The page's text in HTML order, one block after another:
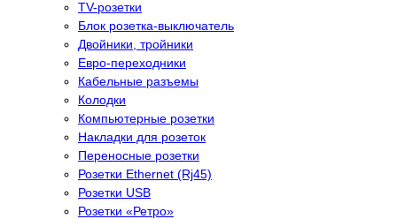
TV-розетки
Блок розетка-выключатель
Двойники, тройники
Евро-переходники
Кабельные разъемы
Колодки
Компьютерные розетки
Накладки для розеток
Переносные розетки
Розетки Ethernet (Rj45)
Розетки USB
Розетки «Ретро»